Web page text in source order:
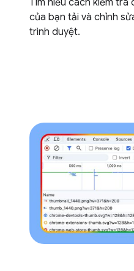
của bạn tải và chỉnh
trình duyệt.